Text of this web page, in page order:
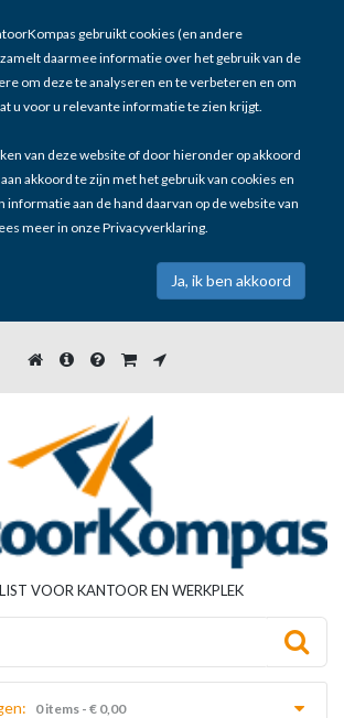
gebruikt cookies (en andere
daarmee informatie over het gebruik van de
om deze te analyseren en te verbeteren en om
u voor u relevante informatie te zien krijgt.
van deze website of door hieronder op akkoord
akkoord te zijn met het gebruik van cookies en
informatie aan de hand daarvan op de website van
meer in onzePrivacyverklaring.
VOOR KANTOOR EN WERKPLEK
0 items - € 0,00